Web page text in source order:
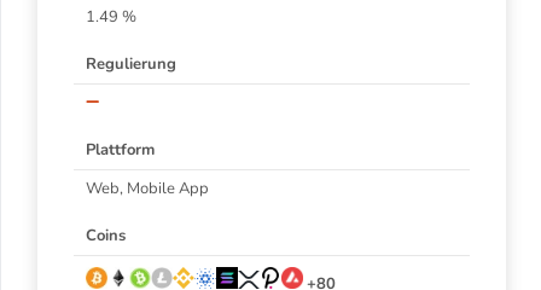
1.49 %
Regulierung
–
Plattform
Web, Mobile App
Coins
+80